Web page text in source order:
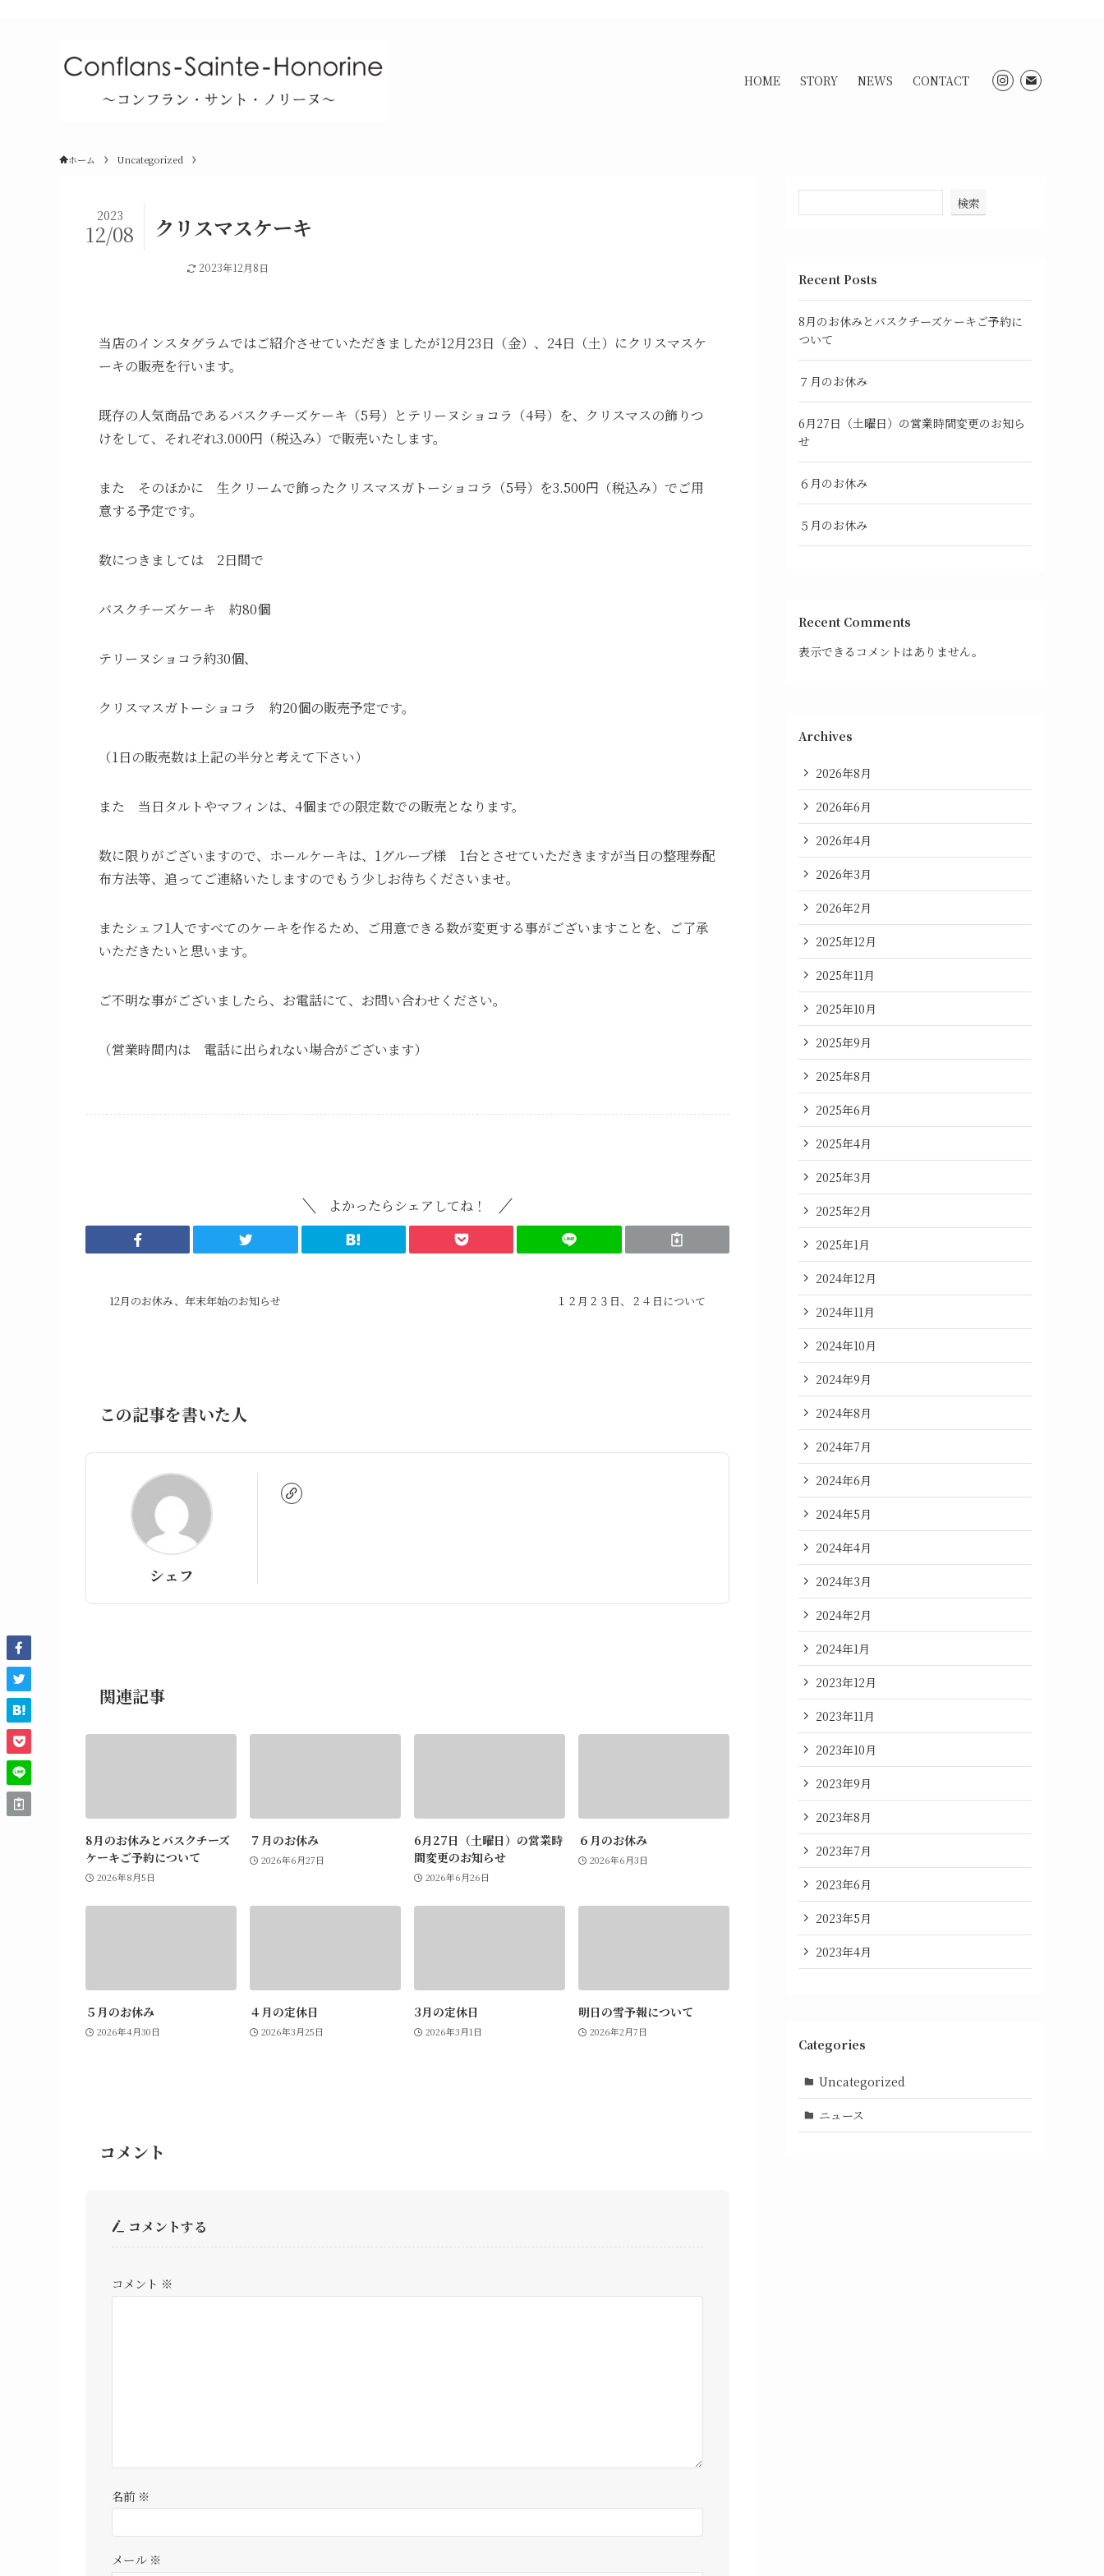
HOME STORY NEWS CONTACT
ホーム Uncategorized
クリスマスケーキ
2023
12/08
2023年12月8日
当店のインスタグラムではご紹介させていただきましたが12月23日（金）、24日（土）にクリスマスケ
ーキの販売を行います。
既存の人気商品であるバスクチーズケーキ（5号）とテリーヌショコラ（4号）を、クリスマスの飾りつ
けをして、それぞれ3.000円（税込み）で販売いたします。
また そのほかに 生クリームで飾ったクリスマスガトーショコラ（5号）を3.500円（税込み）でご用
意する予定です。
数につきましては 2日間で
バスクチーズケーキ 約80個
テリーヌショコラ約30個、
クリスマスガトーショコラ 約20個の販売予定です。
（1日の販売数は上記の半分と考えて下さい）
また 当日タルトやマフィンは、4個までの限定数での販売となります。
数に限りがございますので、ホールケーキは、1グループ様 1台とさせていただきますが当日の整理券配
布方法等、追ってご連絡いたしますのでもう少しお待ちくださいませ。
またシェフ1人ですべてのケーキを作るため、ご用意できる数が変更する事がございますことを、ご了承
いただきたいと思います。
ご不明な事がございましたら、お電話にて、お問い合わせください。
（営業時間内は 電話に出られない場合がございます）
よかったらシェアしてね！
12月のお休み、年末年始のお知らせ １２月２３日、２４日について
この記事を書いた人
シェフ
関連記事
8月のお休みとバスクチーズ
ケーキご予約について
2026年8月5日
７月のお休み
2026年6月27日
6月27日（土曜日）の営業時
間変更のお知らせ
2026年6月26日
６月のお休み
2026年6月3日
５月のお休み
2026年4月30日
４月の定休日
2026年3月25日
3月の定休日
2026年3月1日
明日の雪予報について
2026年2月7日
コメント
コメントする
コメント ※
名前 ※
メール ※
検索
Recent Posts
8月のお休みとバスクチーズケーキご予約に
ついて
７月のお休み
6月27日（土曜日）の営業時間変更のお知ら
せ
６月のお休み
５月のお休み
Recent Comments
表示できるコメントはありません。
Archives
2026年8月
2026年6月
2026年4月
2026年3月
2026年2月
2025年12月
2025年11月
2025年10月
2025年9月
2025年8月
2025年6月
2025年4月
2025年3月
2025年2月
2025年1月
2024年12月
2024年11月
2024年10月
2024年9月
2024年8月
2024年7月
2024年6月
2024年5月
2024年4月
2024年3月
2024年2月
2024年1月
2023年12月
2023年11月
2023年10月
2023年9月
2023年8月
2023年7月
2023年6月
2023年5月
2023年4月
Categories
Uncategorized
ニュース